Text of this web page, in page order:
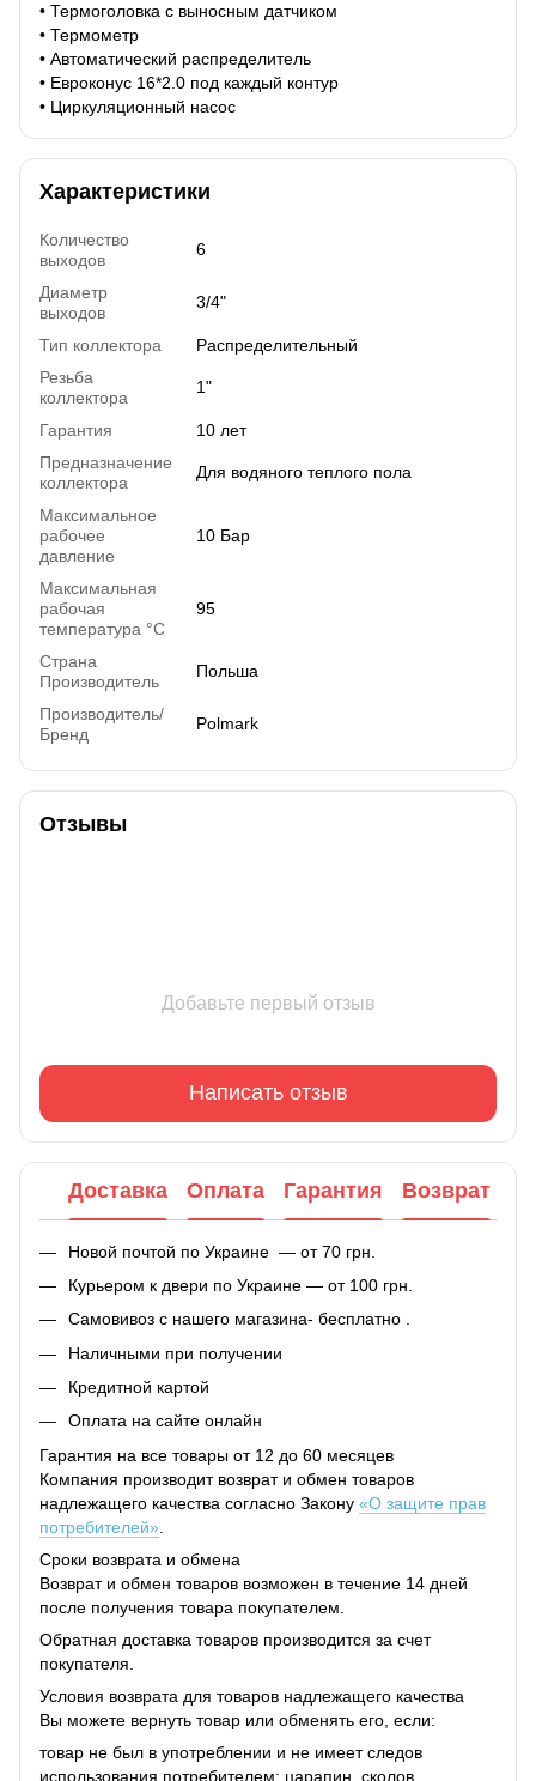
• Термоголовка с выносным датчиком
• Термометр
• Автоматический распределитель
• Евроконус 16*2.0 под каждый контур
• Циркуляционный насос
Характеристики
Количество
выходов
6
Диаметр
выходов
3/4"
Тип коллектора
Распределительный
Резьба
коллектора
1"
Гарантия
10 лет
Предназначение
коллектора
Для водяного теплого пола
Максимальное
рабочее
давление
10 Бар
Максимальная
рабочая
температура °C
95
Страна
Производитель
Польша
Производитель/
Бренд
Polmark
Отзывы
Добавьте первый отзыв
Написать отзыв
Доставка Оплата Гарантия Возврат
Новой почтой по Украине — от 70 грн.
Курьером к двери по Украине — от 100 грн.
Самовивоз с нашего магазина- бесплатно .
Наличными при получении
Кредитной картой
Оплата на сайте онлайн
Гарантия на все товары от 12 до 60 месяцев
Компания производит возврат и обмен товаров
надлежащего качества согласно Закону «О защите прав
потребителей»
Сроки возврата и обмена
Возврат и обмен товаров возможен в течение 14 дней
после получения товара покупателем.
Обратная доставка товаров производится за счет
покупателя.
Условия возврата для товаров надлежащего качества
Вы можете вернуть товар или обменять его, если:
товар не был в употреблении и не имеет следов
использования потребителем: царапин, сколов,